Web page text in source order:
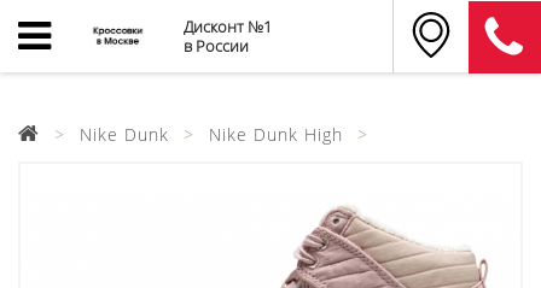
Дисконт №1
в России
Nike Dunk Nike Dunk High